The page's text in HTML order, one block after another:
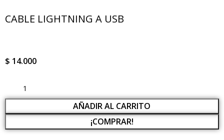
CABLE LIGHTNING A USB
$ 14.000
AÑADIR AL CARRITO
¡COMPRAR!